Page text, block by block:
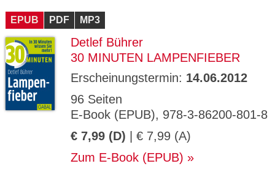
EPUB PDF MP3
Detlef Bührer
30 MINUTEN LAMPENFIEBER
Erscheinungstermin: 14.06.2012
96 Seiten
E-Book (EPUB), 978-3-86200-801-8
€ 7,99 (D) | € 7,99 (A)
Zum E-Book (EPUB)